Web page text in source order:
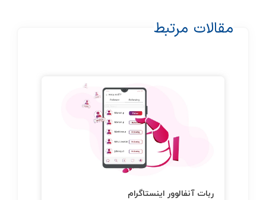
مقالات مرتبط
ربات آنفالوور اینستاگرام